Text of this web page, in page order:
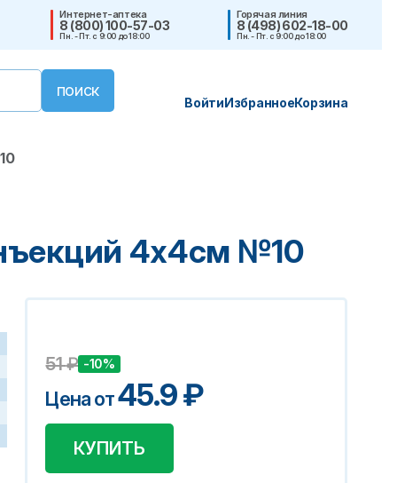
Интернет-аптека
8 (800) 100-57-03
Пн. - Пт. с 9:00 до 18:00
Горячая линия
8 (498) 602-18-00
Пн. - Пт. с 9:00 до 18:00
ВойтиИзбранноеКорзина
4х4см №10
51₽ -10%
Цена от45.9₽
КУПИТЬ